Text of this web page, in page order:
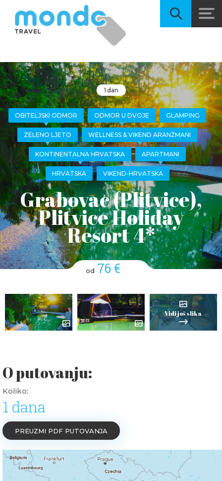
1 dan
OBITELJSKI ODMOR ODMOR U DVOJE GLAMPING
ZELENO LJETO WELLNESS & VIKEND ARANŽMANI
KONTINENTALNA HRVATSKA APARTMANI
HRVATSKA VIKEND-HRVATSKA
Grabovac (Plitvice),
Plitvice Holiday
Resort 4*
od 76 €
Vidi još slika
O putovanju:
Koliko:
1 dana
PREUZMI PDF PUTOVANJA